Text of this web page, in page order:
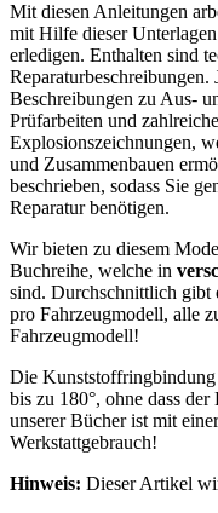
Mit diesen Anleitungen
mit Hilfe dieser
erledigen. Enthalten sind
Reparaturbeschreibungen.
Beschreibungen zu Aus-
Prüfarbeiten und
Explosionszeichnungen,
und Zusammenbauen
beschrieben, sodass Sie
Reparatur benötigen.
Wir bieten zu diesem
Buchreihe, welche in
sind. Durchschnittlich gibt
pro Fahrzeugmodell, alle
Fahrzeugmodell!
Die Kunststoffringbindung
bis zu 180°, ohne dass
unserer Bücher ist mit
Werkstattgebrauch!
Hinweis: Dieser Artikel